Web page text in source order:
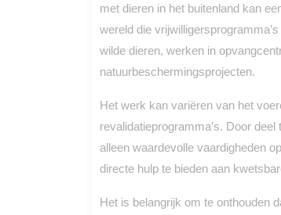
met dieren in het buitenland kan
wereld die
wilde dieren, werken in
natuurbeschermingsprojecten.
Het werk kan variëren van het
revalidatieprogramma’s. Door
alleen waardevolle vaardigheden
directe hulp te bieden aan
Het is belangrijk om te onthouden